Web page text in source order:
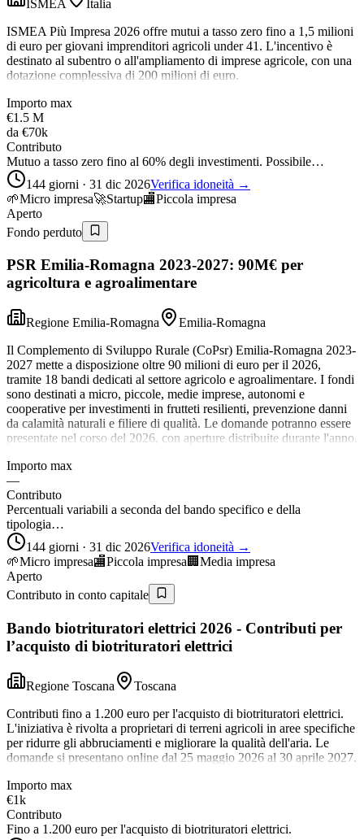
ISMEA
Italia
ISMEA Più Impresa 2026 offre mutui a tasso zero fino a 1,5 milioni
di euro per giovani imprenditori agricoli under 41. L'incentivo è
destinato al subentro o all'ampliamento di imprese agricole, con una
dotazione complessiva di 200 milioni di euro.
Importo max
€1.5 M
da €70k
Contributo
Mutuo a tasso zero fino al 60% degli investimenti. Possibile…
144 giorni · 31 dic 2026Verifica idoneità →
🌱Micro impresa🚀Startup🏬Piccola impresa
Aperto
Fondo perduto
PSR Emilia-Romagna 2023-2027: 90M€ per
agricoltura e agroalimentare
Regione Emilia-Romagna
Emilia-Romagna
Il Complemento di Sviluppo Rurale (CoPsr) Emilia-Romagna 2023-
2027 mette a disposizione oltre 90 milioni di euro per il 2026,
tramite 18 bandi dedicati al settore agricolo e agroalimentare. I fondi
sono destinati a micro, piccole, medie imprese, autonomi e
cooperative per investimenti in frutteti resilienti, prevenzione danni
da calamità naturali e filiere di qualità. Le domande potranno essere
presentate nel corso del 2026, con aperture distribuite durante l'anno.
Importo max
—
Contributo
Percentuali variabili a seconda del bando specifico e della
tipologia…
144 giorni · 31 dic 2026Verifica idoneità →
🌱Micro impresa🏬Piccola impresa 🏢 Media impresa
Aperto
Contributo in conto capitale
Bando biotrituratori elettrici 2026 - Contributi per
l’acquisto di biotrituratori elettrici
Regione Toscana
Toscana
Contributi fino a 1.200 euro per l'acquisto di biotrituratori elettrici.
L'iniziativa è rivolta a proprietari di terreni agricoli in aree specifiche
per ridurre gli abbruciamenti e migliorare la qualità dell'aria. Le
domande si presentano online dal 25 maggio 2026 al 30 aprile 2027.
Importo max
€1k
Contributo
Fino a 1.200 euro per l'acquisto di biotrituratori elettrici.